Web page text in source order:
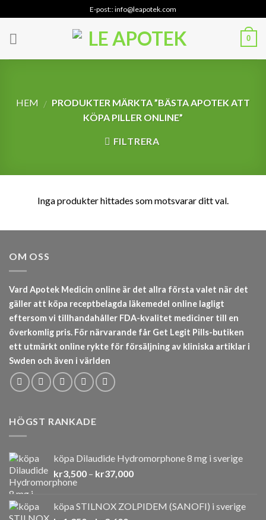
to
content
E-post:: info@leapotek.com
0
HEM / PRODUKTER MÄRKTA ”BÄSTA APOTEK ATT
KÖPA PILLER ONLINE”
FILTRERA
Inga produkter hittades som motsvarar ditt val.
OM OSS
Vard Apotek Medicin online är det allra första valet när det
gäller att köpa receptbelagda läkemedel online lagligt
eftersom vi tillhandahåller FDA-kvalitet mediciner till en
överkomlig pris. För närvarande får Get Legit Pills-butiken
ett utmärkt online rykte för försäljning av kliniska artiklar i
Swden och även i världen
HÖGST RANKADE
köpa Dilaudide Hydromorphone 8 mg i sverige
kr3,500 – kr37,000Prisintervall:
kr37,000
köpa STILNOX ZOLPIDEM (SANOFI) i sverige